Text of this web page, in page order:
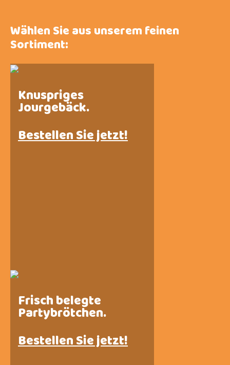
Wählen Sie aus unserem feinen
Sortiment:
Knuspriges
Jourgebäck.
Bestellen Sie jetzt!
Frisch belegte
Partybrötchen.
Bestellen Sie jetzt!